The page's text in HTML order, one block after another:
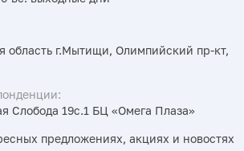
область г.Мытищи, Олимпийский пр-кт,
Слобода 19с.1 БЦ «Омега Плаза»
предложениях, акциях и новостях